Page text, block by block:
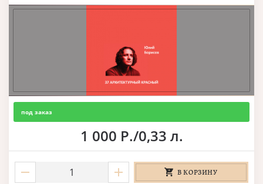
под заказ
1 000 Р./0,33 л.
В КОРЗИНУ